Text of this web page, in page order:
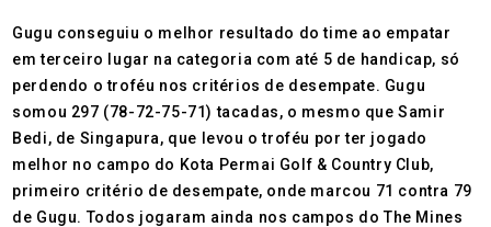
Gugu conseguiu o melhor resultado do time ao empatar
em terceiro lugar na categoria com até 5 de handicap, só
perdendo o troféu nos critérios de desempate. Gugu
somou 297 (78-72-75-71) tacadas, o mesmo que Samir
Bedi, de Singapura, que levou o troféu por ter jogado
melhor no campo do Kota Permai Golf & Country Club,
primeiro critério de desempate, onde marcou 71 contra 79
de Gugu. Todos jogaram ainda nos campos do The Mines